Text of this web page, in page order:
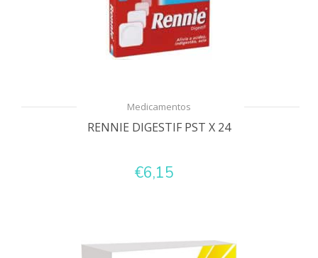
Medicamentos
RENNIE DIGESTIF PST X 24
€6,15